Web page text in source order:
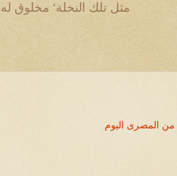
مثل تلك النخلة‘ مخلوق
من المصرى اليوم